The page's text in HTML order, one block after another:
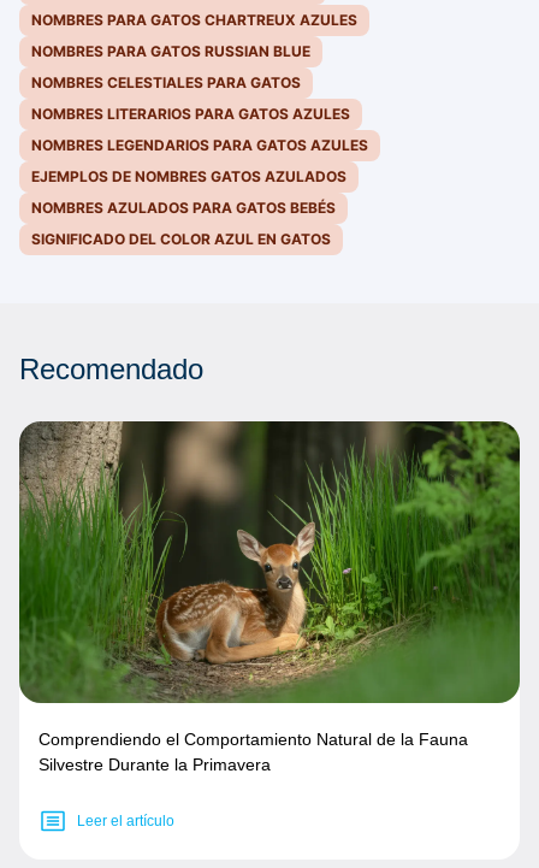
NOMBRES PARA GATOS CHARTREUX AZULES
NOMBRES PARA GATOS RUSSIAN BLUE
NOMBRES CELESTIALES PARA GATOS
NOMBRES LITERARIOS PARA GATOS AZULES
NOMBRES LEGENDARIOS PARA GATOS AZULES
EJEMPLOS DE NOMBRES GATOS AZULADOS
NOMBRES AZULADOS PARA GATOS BEBÉS
SIGNIFICADO DEL COLOR AZUL EN GATOS
Recomendado
Comprendiendo el Comportamiento Natural de la Fauna
Silvestre Durante la Primavera
Leer el artículo